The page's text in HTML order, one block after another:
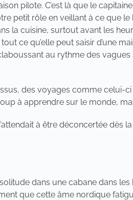
pilote. C’est là que le
petit rôle en veillant à ce que
la cuisine, surtout avant les
ce qu’elle peut saisir d’une
au rythme des
des voyages comme celui-
à apprendre sur le monde,
à être déconcertée dès
dans une cabane dans
que cette âme nordique